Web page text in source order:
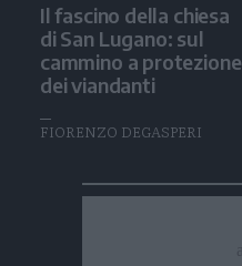
Il fascino della chiesa
di San Lugano: sul
cammino a protezione
dei viandanti
FIORENZO DEGASPERI